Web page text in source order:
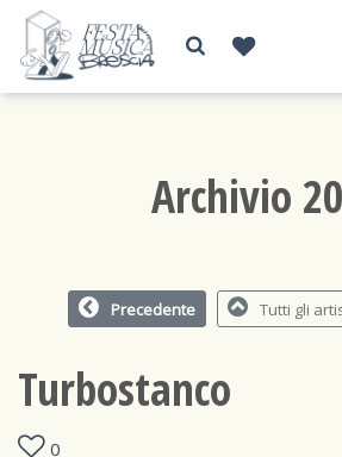
Archivio
Precedente Tutti gli
Turbostanco
0